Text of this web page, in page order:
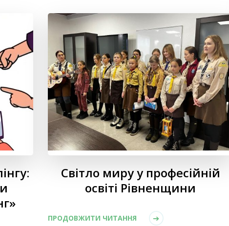
Світло миру у професійній
освіті Рівненщини
ПРОДОВЖИТИ ЧИТАННЯ